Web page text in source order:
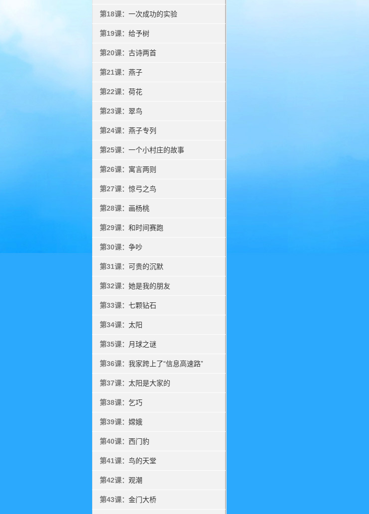
第18课： 一次成功的实验
第19课： 给予树
第20课： 古诗两首
第21课： 燕子
第22课： 荷花
第23课： 翠鸟
第24课： 燕子专列
第25课： 一个小村庄的故事
第26课： 寓言两则
第27课： 惊弓之鸟
第28课： 画杨桃
第29课： 和时间赛跑
第30课： 争吵
第31课： 可贵的沉默
第32课： 她是我的朋友
第33课： 七颗钻石
第34课： 太阳
第35课： 月球之谜
第36课： 我家跨上了“信息高速路”
第37课： 太阳是大家的
第38课： 乞巧
第39课： 嫦娥
第40课： 西门豹
第41课： 鸟的天堂
第42课： 观潮
第43课： 金门大桥